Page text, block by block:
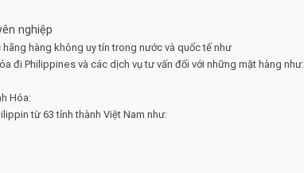
nghiệp
hàng không uy tín trong nước và quốc tế như
đi Philippines và các dịch vụ tư vấn đối với những mặt hàng như:
Hóa:
từ 63 tỉnh thành Việt Nam như: